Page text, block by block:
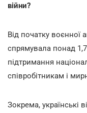
війни?
Від початку воєнної
спрямувала понад
підтримання
співробітникам і
Зокрема, українські